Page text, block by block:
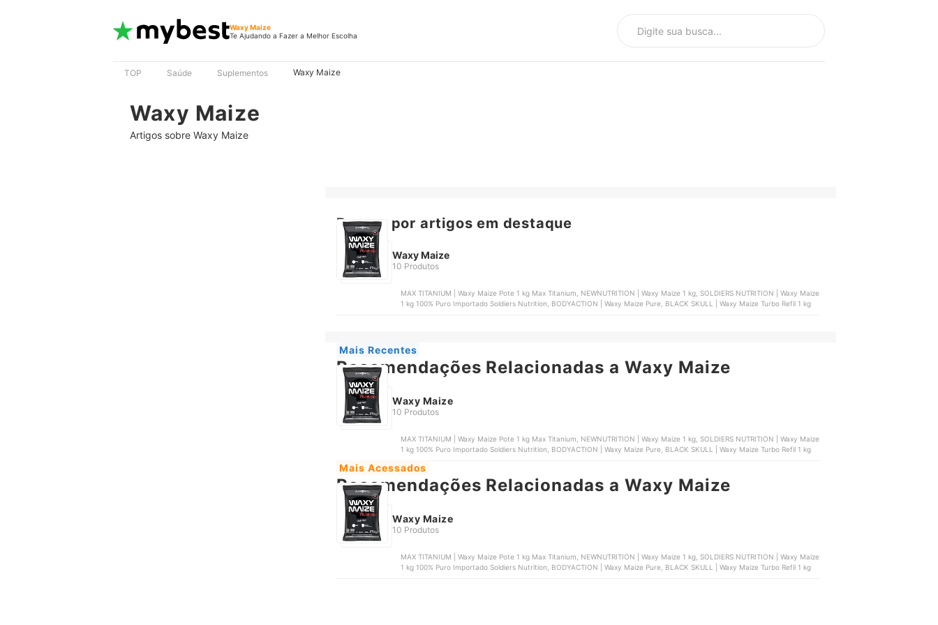
Waxy Maize
Te Ajudando a Fazer a Melhor Escolha
TOP Saúde Suplementos Waxy Maize
Waxy Maize
Artigos sobre Waxy Maize
Buscar por artigos em destaque
Waxy Maize
10 Produtos
MAX TITANIUM | Waxy Maize Pote 1 kg Max Titanium, NEWNUTRITION | Waxy Maize 1 kg, SOLDIERS NUTRITION | Waxy Maize
1 kg 100% Puro Importado Soldiers Nutrition, BODYACTION | Waxy Maize Pure, BLACK SKULL | Waxy Maize Turbo Refil 1 kg
Mais Recentes
Recomendações Relacionadas a Waxy Maize
Waxy Maize
10 Produtos
MAX TITANIUM | Waxy Maize Pote 1 kg Max Titanium, NEWNUTRITION | Waxy Maize 1 kg, SOLDIERS NUTRITION | Waxy Maize
1 kg 100% Puro Importado Soldiers Nutrition, BODYACTION | Waxy Maize Pure, BLACK SKULL | Waxy Maize Turbo Refil 1 kg
Mais Acessados
Recomendações Relacionadas a Waxy Maize
Waxy Maize
10 Produtos
MAX TITANIUM | Waxy Maize Pote 1 kg Max Titanium, NEWNUTRITION | Waxy Maize 1 kg, SOLDIERS NUTRITION | Waxy Maize
1 kg 100% Puro Importado Soldiers Nutrition, BODYACTION | Waxy Maize Pure, BLACK SKULL | Waxy Maize Turbo Refil 1 kg